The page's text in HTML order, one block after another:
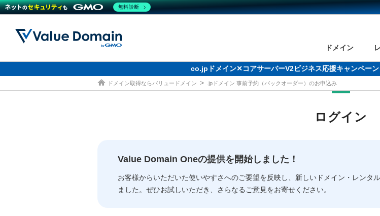
ドメイン
ドメイン ドメイン検索
ドメイ
人気ドメインの種類 WHOIS
レンタルサーバー コアサーバー
セキュリティ Value Domain ネットde診断
サービス お得意様割引
バリュ
従来のバリュードメインをご利用希望の方 おす
従来のバリュードメインをご利用希望の方 おす
co.jpドメイン✕コアサーバーV2ビジネス応援キャンペーン
ドメイン取得ならバリュードメイン .jpドメイン 事前予約（バックオーダー）のお申込み
ログイン
Value Domain Oneの提供を開始しました！
お客様からいただいた使いやすさへのご要望を反映し、新しいドメイン・レンタ
ました。ぜひお試しいただき、さらなるご意見をお寄せください。
無料診断